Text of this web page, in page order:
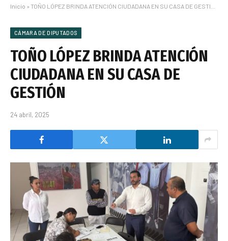
Inicio » TOÑO LÓPEZ BRINDA ATENCIÓN CIUDADANA EN SU CASA DE GESTIÓN
CÁMARA DE DIPUTADOS
TOÑO LÓPEZ BRINDA ATENCIÓN
CIUDADANA EN SU CASA DE
GESTIÓN
24 abril, 2025